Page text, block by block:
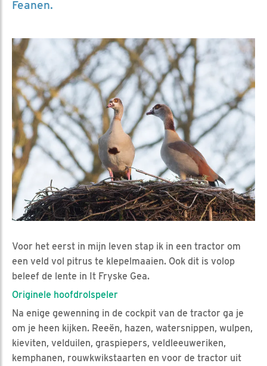
Feanen.
Voor het eerst in mijn leven stap ik in een tractor om
een veld vol pitrus te klepelmaaien. Ook dit is volop
beleef de lente in It Fryske Gea.
Originele hoofdrolspeler
Na enige gewenning in de cockpit van de tractor ga je
om je heen kijken. Reeën, hazen, watersnippen, wulpen,
kieviten, velduilen, graspiepers, veldleeuweriken,
kemphanen, rouwkwikstaarten en voor de tractor uit